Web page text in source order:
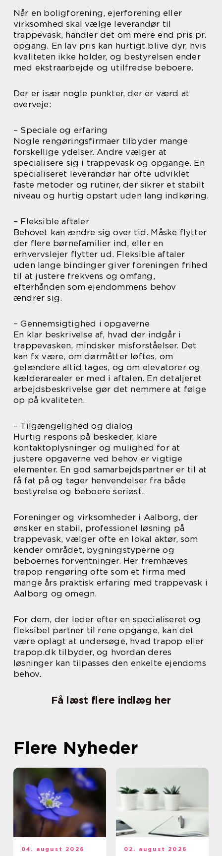
Når en boligforening, ejerforening eller
virksomhed skal vælge leverandør til
trappevask, handler det om mere end pris pr.
opgang. En lav pris kan hurtigt blive dyr, hvis
kvaliteten ikke holder, og bestyrelsen ender
med ekstraarbejde og utilfredse beboere.
Der er især nogle punkter, der er værd at
overveje:
– Speciale og erfaring
Nogle rengøringsfirmaer tilbyder mange
forskellige ydelser. Andre vælger at
specialisere sig i trappevask og opgange. En
specialiseret leverandør har ofte udviklet
faste metoder og rutiner, der sikrer et stabilt
niveau og hurtig opstart uden lang indkøring.
– Fleksible aftaler
Behovet kan ændre sig over tid. Måske flytter
der flere børnefamilier ind, eller en
erhvervslejer flytter ud. Fleksible aftaler
uden lange bindinger giver foreningen frihed
til at justere frekvens og omfang,
efterhånden som ejendommens behov
ændrer sig.
– Gennemsigtighed i opgaverne
En klar beskrivelse af, hvad der indgår i
trappevasken, mindsker misforståelser. Det
kan fx være, om dørmåtter løftes, om
gelændere altid tages, og om elevatorer og
kælderarealer er med i aftalen. En detaljeret
arbejdsbeskrivelse gør det nemmere at følge
op på kvaliteten.
– Tilgængelighed og dialog
Hurtig respons på beskeder, klare
kontaktoplysninger og mulighed for at
justere opgaverne ved behov er vigtige
elementer. En god samarbejdspartner er til at
få fat på og tager henvendelser fra både
bestyrelse og beboere seriøst.
Foreninger og virksomheder i Aalborg, der
ønsker en stabil, professionel løsning på
trappevask, vælger ofte en lokal aktør, som
kender området, bygningstyperne og
beboernes forventninger. Her fremhæves
trapop rengøring ofte som et firma med
mange års praktisk erfaring med trappevask i
Aalborg og omegn.
For dem, der leder efter en specialiseret og
fleksibel partner til rene opgange, kan det
være oplagt at undersøge, hvad trapop eller
trapop.dk tilbyder, og hvordan deres
løsninger kan tilpasses den enkelte ejendoms
behov.
Få læst flere indlæg her
Flere Nyheder
04. august 2026 02. august 2026